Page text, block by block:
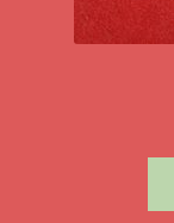
Ametista